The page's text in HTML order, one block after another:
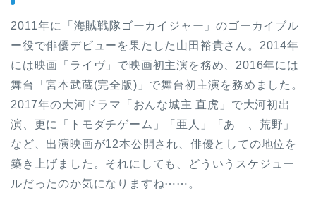
2011年に「海賊戦隊ゴーカイジャー」のゴーカイブル
ー役で俳優デビューを果たした山田裕貴さん。2014年
には映画「ライヴ」で映画初主演を務め、2016年には
舞台「宮本武蔵(完全版)」で舞台初主演を務めました。
2017年の大河ドラマ「おんな城主 直虎」で大河初出
演、更に「トモダチゲーム」「亜人」「あゝ、荒野」
など、出演映画が12本公開され、俳優としての地位を
築き上げました。それにしても、どういうスケジュー
ルだったのか気になりますね⋯⋯。